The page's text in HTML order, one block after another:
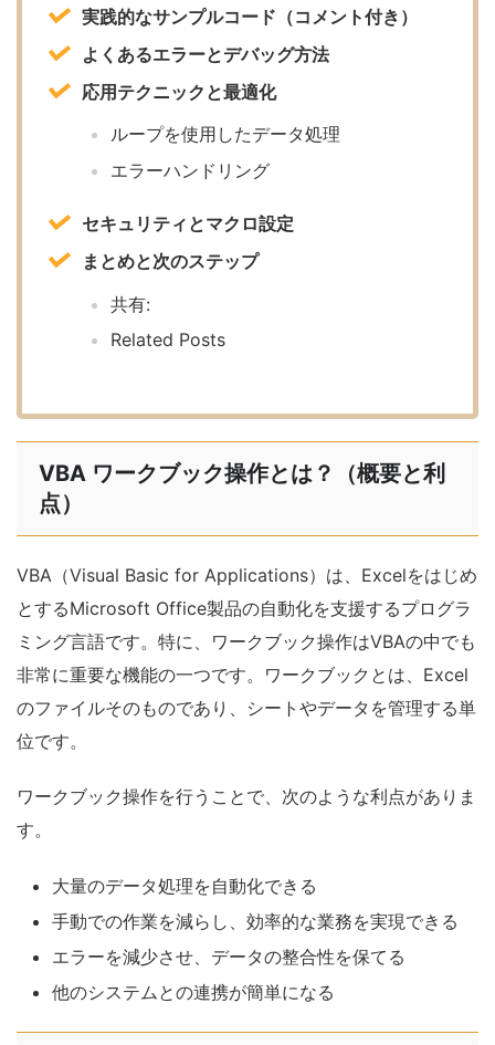
実践的なサンプルコード（コメント付き）
よくあるエラーとデバッグ方法
応用テクニックと最適化
ループを使用したデータ処理
エラーハンドリング
セキュリティとマクロ設定
まとめと次のステップ
共有:
Related Posts
VBA ワークブック操作とは？（概要と利
点）
VBA（Visual Basic for Applications）は、Excelをはじめ
とするMicrosoft Office製品の自動化を支援するプログラ
ミング言語です。特に、ワークブック操作はVBAの中でも
非常に重要な機能の一つです。ワークブックとは、Excel
のファイルそのものであり、シートやデータを管理する単
位です。
ワークブック操作を行うことで、次のような利点がありま
す。
大量のデータ処理を自動化できる
手動での作業を減らし、効率的な業務を実現できる
エラーを減少させ、データの整合性を保てる
他のシステムとの連携が簡単になる